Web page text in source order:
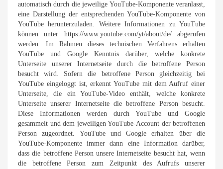
automatisch durch die jeweilige YouTube-Komponente veranlasst,
eine Darstellung der entsprechenden YouTube-Komponente von
YouTube herunterzuladen. Weitere Informationen zu YouTube
können unter https://www.youtube.com/yt/about/de/ abgerufen
werden. Im Rahmen dieses technischen Verfahrens erhalten
YouTube und Google Kenntnis darüber, welche konkrete
Unterseite unserer Internetseite durch die betroffene Person
besucht wird. Sofern die betroffene Person gleichzeitig bei
YouTube eingeloggt ist, erkennt YouTube mit dem Aufruf einer
Unterseite, die ein YouTube-Video enthält, welche konkrete
Unterseite unserer Internetseite die betroffene Person besucht.
Diese Informationen werden durch YouTube und Google
gesammelt und dem jeweiligen YouTube-Account der betroffenen
Person zugeordnet. YouTube und Google erhalten über die
YouTube-Komponente immer dann eine Information darüber,
dass die betroffene Person unsere Internetseite besucht hat, wenn
die betroffene Person zum Zeitpunkt des Aufrufs unserer